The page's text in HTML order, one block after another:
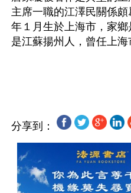
主席一職的江澤民關係
年１月生於上海市，家
是江蘇揚州人，曾任上海
分享到：